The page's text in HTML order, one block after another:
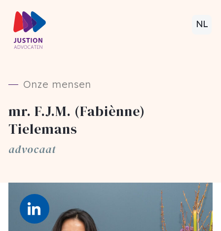
NL
Onze mensen
mr. F.J.M. (Fabiènne)
Tielemans
advocaat